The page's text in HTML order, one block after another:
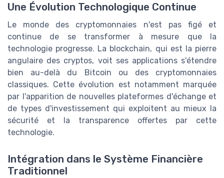
Une Évolution Technologique Continue
Le monde des cryptomonnaies n'est pas figé et
continue de se transformer à mesure que la
technologie progresse. La blockchain, qui est la pierre
angulaire des cryptos, voit ses applications s'étendre
bien au-delà du Bitcoin ou des cryptomonnaies
classiques. Cette évolution est notamment marquée
par l'apparition de nouvelles plateformes d'échange et
de types d'investissement qui exploitent au mieux la
sécurité et la transparence offertes par cette
technologie.
Intégration dans le Système Financière
Traditionnel